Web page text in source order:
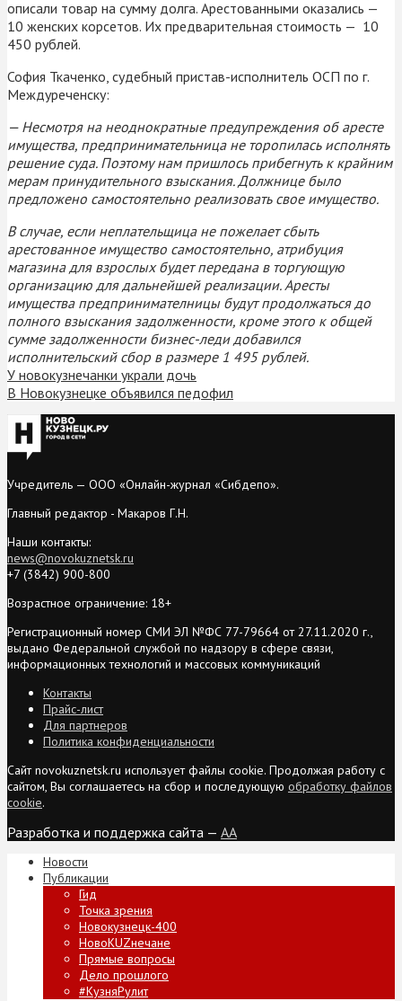
описали товар на сумму долга. Арестованными оказались —
10 женских корсетов. Их предварительная стоимость — 10
450 рублей.
София Ткаченко, судебный пристав-исполнитель ОСП по г.
Междуреченску:
— Несмотря на неоднократные предупреждения об аресте
имущества, предпринимательница не торопилась исполнять
решение суда. Поэтому нам пришлось прибегнуть к крайним
мерам принудительного взыскания. Должнице было
предложено самостоятельно реализовать свое имущество.
В случае, если неплательщица не пожелает сбыть
арестованное имущество самостоятельно, атрибуция
магазина для взрослых будет передана в торгующую
организацию для дальнейшей реализации. Аресты
имущества предпринимателницы будут продолжаться до
полного взыскания задолженности, кроме этого к общей
сумме задолженности бизнес-леди добавился
исполнительский сбор в размере 1 495 рублей.
У новокузнечанки украли дочь
В Новокузнецке объявился педофил
Учредитель — ООО «Онлайн-журнал «Сибдепо».
Главный редактор - Макаров Г.Н.
Наши контакты:
news@novokuznetsk.ru
+7 (3842) 900-800
Возрастное ограничение: 18+
Регистрационный номер СМИ ЭЛ №ФС 77-79664 от 27.11.2020 г.,
выдано Федеральной службой по надзору в сфере связи,
информационных технологий и массовых коммуникаций
Контакты
Прайс-лист
Для партнеров
Политика конфиденциальности
Сайт novokuznetsk.ru использует файлы cookie. Продолжая работу с
сайтом, Вы соглашаетесь на сбор и последующую обработку файлов
cookie.
Разработка и поддержка сайта — AA
Новости
Публикации
Гид
Точка зрения
Новокузнецк-400
НовоKUZнечане
Прямые вопросы
Дело прошлого
#КузняРулит